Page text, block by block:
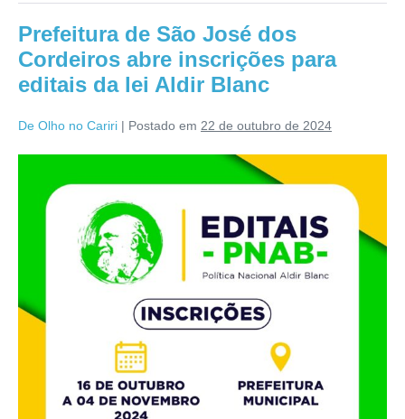
Prefeitura de São José dos
Cordeiros abre inscrições para
editais da lei Aldir Blanc
De Olho no Cariri | Postado em 22 de outubro de 2024